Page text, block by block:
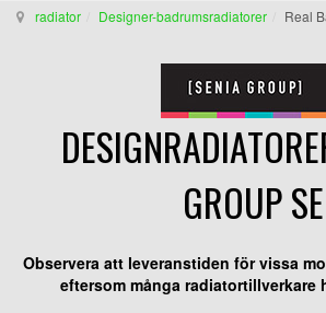
radiator Designer-badrumsradiatorer Real
GROUP SE
Observera att leveranstiden för vissa
eftersom många radiatortillverkare